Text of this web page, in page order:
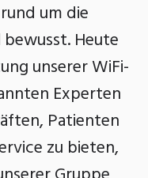
um die
Heute
unserer WiFi-
Experten
Patienten
zu bieten,